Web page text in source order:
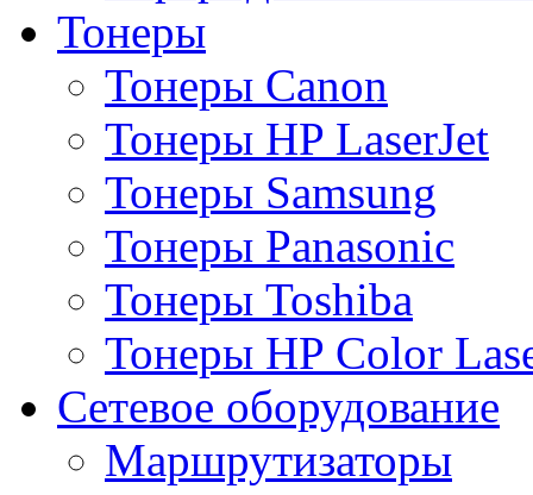
Тонеры
Тонеры Canon
Тонеры HP LaserJet
Тонеры Samsung
Тонеры Panasonic
Тонеры Toshiba
Тонеры HP Color
Сетевое оборудование
Маршрутизаторы